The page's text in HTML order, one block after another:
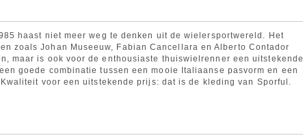
haast niet meer weg te denken uit de wielersportwereld. Het
zoals Johan Museeuw, Fabian Cancellara en Alberto Contador
maar is ook voor de enthousiaste thuiswielrenner een uitstekende
goede combinatie tussen een mooie Italiaanse pasvorm en een
voor een uitstekende prijs: dat is de kleding van Sporful.